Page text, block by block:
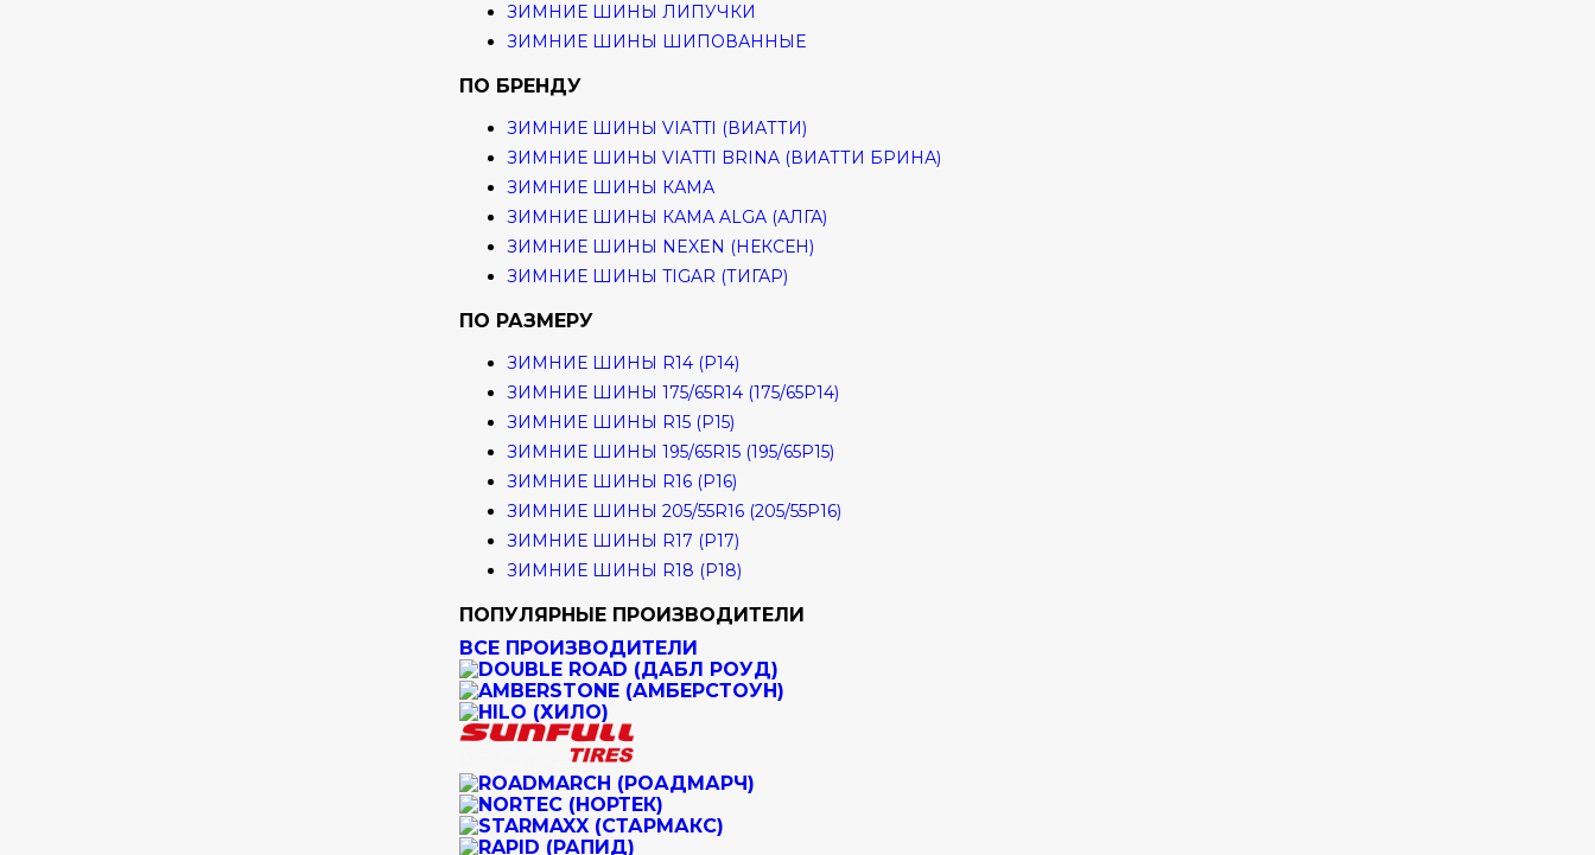
ЗИМНИЕ ШИНЫ ЛИПУЧКИ
ЗИМНИЕ ШИНЫ ШИПОВАННЫЕ
ПО БРЕНДУ
ЗИМНИЕ ШИНЫ VIATTI (ВИАТТИ)
ЗИМНИЕ ШИНЫ VIATTI BRINA (ВИАТТИ БРИНА)
ЗИМНИЕ ШИНЫ КАМА
ЗИМНИЕ ШИНЫ КАМА ALGA (АЛГА)
ЗИМНИЕ ШИНЫ NEXEN (НЕКСЕН)
ЗИМНИЕ ШИНЫ TIGAR (ТИГАР)
ПО РАЗМЕРУ
ЗИМНИЕ ШИНЫ R14 (Р14)
ЗИМНИЕ ШИНЫ 175/65R14 (175/65Р14)
ЗИМНИЕ ШИНЫ R15 (Р15)
ЗИМНИЕ ШИНЫ 195/65R15 (195/65Р15)
ЗИМНИЕ ШИНЫ R16 (Р16)
ЗИМНИЕ ШИНЫ 205/55R16 (205/55Р16)
ЗИМНИЕ ШИНЫ R17 (Р17)
ЗИМНИЕ ШИНЫ R18 (Р18)
ПОПУЛЯРНЫЕ ПРОИЗВОДИТЕЛИ
ВСЕ ПРОИЗВОДИТЕЛИ